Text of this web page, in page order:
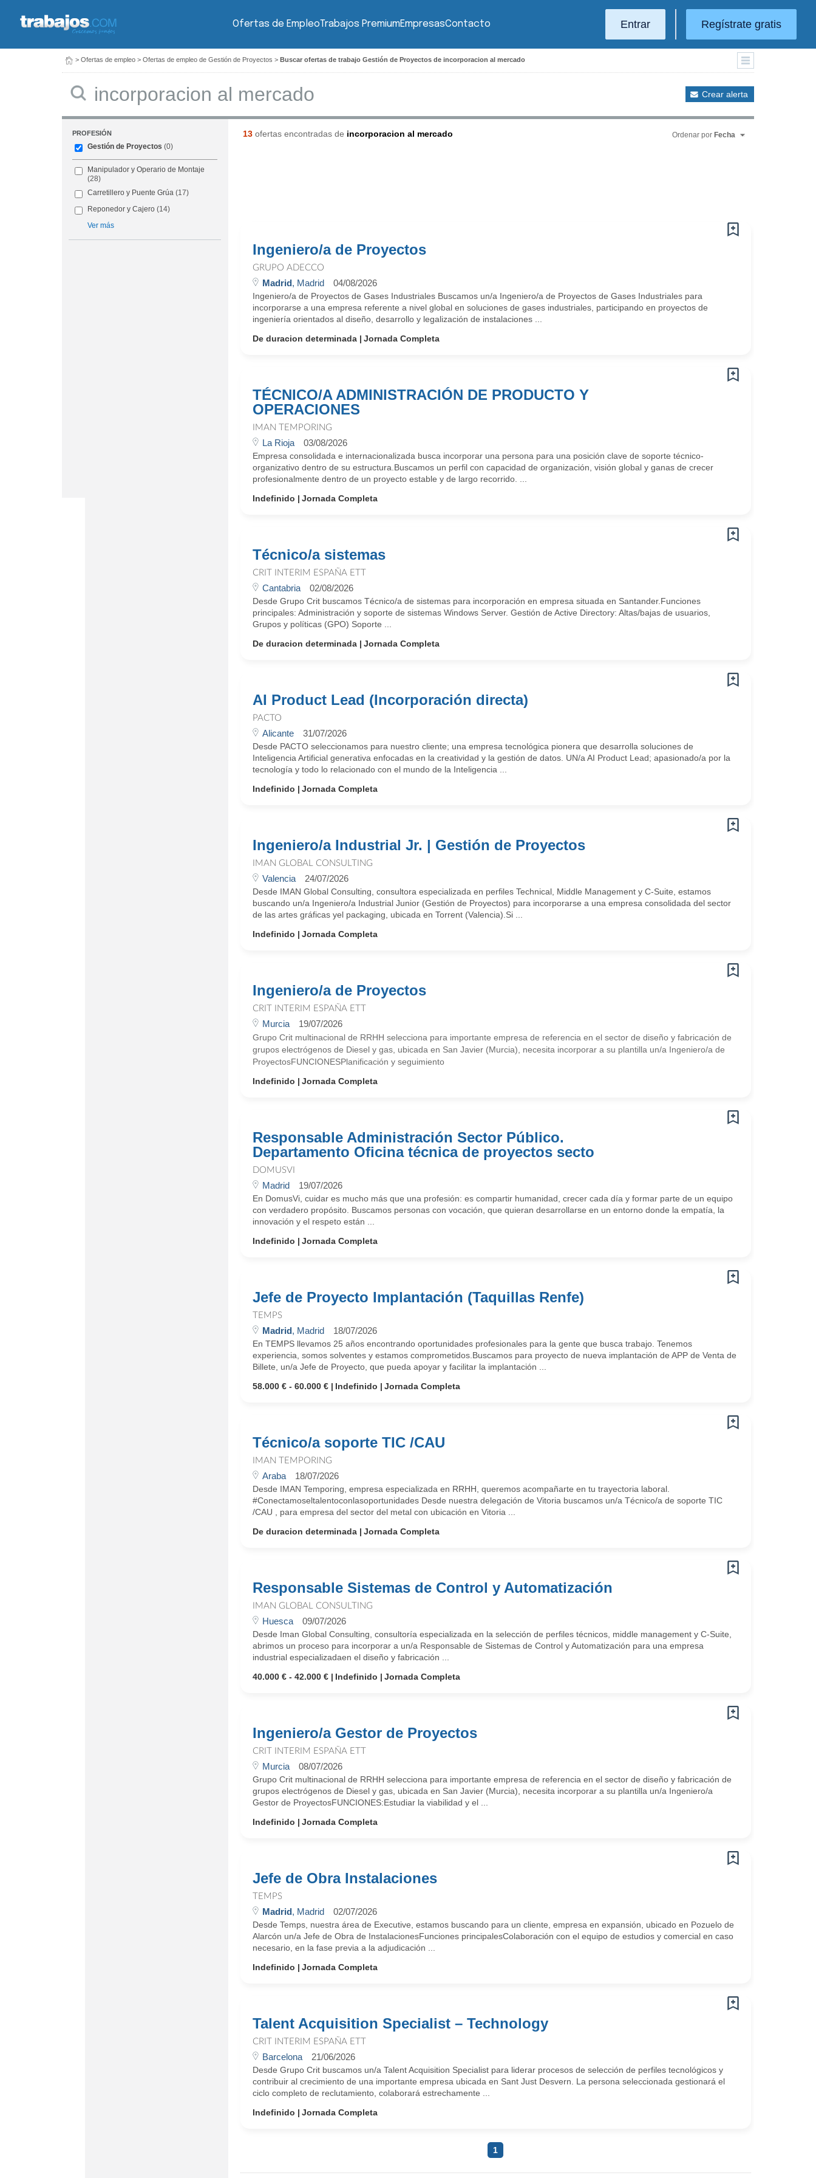
Ofertas de EmpleoTrabajos PremiumEmpresasContacto Entrar Regístrate gratis
> Ofertas de empleo > Ofertas de empleo de Gestión de Proyectos > Buscar ofertas de trabajo Gestión de Proyectos de incorporacion al mercado
Crear alerta
PROFESIÓN
Gestión de Proyectos (0)
Manipulador y Operario de Montaje
(28)
Carretillero y Puente Grúa (17)
Reponedor y Cajero (14)
Ver más
13ofertas encontradas de incorporacion al mercado Ordenar por Fecha
Ingeniero/a de Proyectos
GRUPO ADECCO
Madrid, Madrid 04/08/2026
Ingeniero/a de Proyectos de Gases Industriales Buscamos un/a Ingeniero/a de Proyectos de Gases Industriales para
incorporarse a una empresa referente a nivel global en soluciones de gases industriales, participando en proyectos de
ingeniería orientados al diseño, desarrollo y legalización de instalaciones ...
De duracion determinada
Jornada Completa
TÉCNICO/A ADMINISTRACIÓN DE PRODUCTO Y
OPERACIONES
IMAN TEMPORING
La Rioja 03/08/2026
Empresa consolidada e internacionalizada busca incorporar una persona para una posición clave de soporte técnico-
organizativo dentro de su estructura.Buscamos un perfil con capacidad de organización, visión global y ganas de crecer
profesionalmente dentro de un proyecto estable y de largo recorrido. ...
Indefinido
Jornada Completa
Técnico/a sistemas
CRIT INTERIM ESPAÑA ETT
Cantabria 02/08/2026
Desde Grupo Crit buscamos Técnico/a de sistemas para incorporación en empresa situada en Santander.Funciones
principales: Administración y soporte de sistemas Windows Server. Gestión de Active Directory: Altas/bajas de usuarios,
Grupos y políticas (GPO) Soporte ...
De duracion determinada
Jornada Completa
AI Product Lead (Incorporación directa)
PACTO
Alicante 31/07/2026
Desde PACTO seleccionamos para nuestro cliente; una empresa tecnológica pionera que desarrolla soluciones de
Inteligencia Artificial generativa enfocadas en la creatividad y la gestión de datos. UN/a AI Product Lead; apasionado/a por la
tecnología y todo lo relacionado con el mundo de la Inteligencia ...
Indefinido
Jornada Completa
Ingeniero/a Industrial Jr. | Gestión de Proyectos
IMAN GLOBAL CONSULTING
Valencia 24/07/2026
Desde IMAN Global Consulting, consultora especializada en perfiles Technical, Middle Management y C-Suite, estamos
buscando un/a Ingeniero/a Industrial Junior (Gestión de Proyectos) para incorporarse a una empresa consolidada del sector
de las artes gráficas yel packaging, ubicada en Torrent (Valencia).Si ...
Indefinido
Jornada Completa
Ingeniero/a de Proyectos
CRIT INTERIM ESPAÑA ETT
Murcia 19/07/2026
Grupo Crit multinacional de RRHH selecciona para importante empresa de referencia en el sector de diseño y fabricación de
grupos electrógenos de Diesel y gas, ubicada en San Javier (Murcia), necesita incorporar a su plantilla un/a Ingeniero/a de
ProyectosFUNCIONESPlanificación y seguimiento
Indefinido
Jornada Completa
Responsable Administración Sector Público.
Departamento Oficina técnica de proyectos secto
DOMUSVI
Madrid 19/07/2026
En DomusVi, cuidar es mucho más que una profesión: es compartir humanidad, crecer cada día y formar parte de un equipo
con verdadero propósito. Buscamos personas con vocación, que quieran desarrollarse en un entorno donde la empatía, la
innovación y el respeto están ...
Indefinido
Jornada Completa
Jefe de Proyecto Implantación (Taquillas Renfe)
TEMPS
Madrid, Madrid 18/07/2026
En TEMPS llevamos 25 años encontrando oportunidades profesionales para la gente que busca trabajo. Tenemos
experiencia, somos solventes y estamos comprometidos.Buscamos para proyecto de nueva implantación de APP de Venta de
Billete, un/a Jefe de Proyecto, que pueda apoyar y facilitar la implantación ...
58.000 € - 60.000 €
Indefinido Jornada Completa
Técnico/a soporte TIC /CAU
IMAN TEMPORING
Araba 18/07/2026
Desde IMAN Temporing, empresa especializada en RRHH, queremos acompañarte en tu trayectoria laboral.
#Conectamoseltalentoconlasoportunidades Desde nuestra delegación de Vitoria buscamos un/a Técnico/a de soporte TIC
/CAU , para empresa del sector del metal con ubicación en Vitoria ...
De duracion determinada
Jornada Completa
Responsable Sistemas de Control y Automatización
IMAN GLOBAL CONSULTING
Huesca 09/07/2026
Desde Iman Global Consulting, consultoría especializada en la selección de perfiles técnicos, middle management y C-Suite,
abrimos un proceso para incorporar a un/a Responsable de Sistemas de Control y Automatización para una empresa
industrial especializadaen el diseño y fabricación ...
40.000 € - 42.000 €
Indefinido Jornada Completa
Ingeniero/a Gestor de Proyectos
CRIT INTERIM ESPAÑA ETT
Murcia 08/07/2026
Grupo Crit multinacional de RRHH selecciona para importante empresa de referencia en el sector de diseño y fabricación de
grupos electrógenos de Diesel y gas, ubicada en San Javier (Murcia), necesita incorporar a su plantilla un/a Ingeniero/a
Gestor de ProyectosFUNCIONES:Estudiar la viabilidad y el ...
Indefinido
Jornada Completa
Jefe de Obra Instalaciones
TEMPS
Madrid, Madrid 02/07/2026
Desde Temps, nuestra área de Executive, estamos buscando para un cliente, empresa en expansión, ubicado en Pozuelo de
Alarcón un/a Jefe de Obra de InstalacionesFunciones principalesColaboración con el equipo de estudios y comercial en caso
necesario, en la fase previa a la adjudicación ...
Indefinido
Jornada Completa
Talent Acquisition Specialist – Technology
CRIT INTERIM ESPAÑA ETT
Barcelona 21/06/2026
Desde Grupo Crit buscamos un/a Talent Acquisition Specialist para liderar procesos de selección de perfiles tecnológicos y
contribuir al crecimiento de una importante empresa ubicada en Sant Just Desvern. La persona seleccionada gestionará el
ciclo completo de reclutamiento, colaborará estrechamente ...
Indefinido
Jornada Completa
1